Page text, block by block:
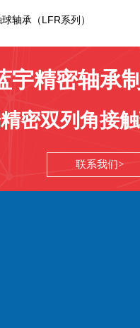
轴承（LFR系列）
宇精密轴承
密双列角接
联系我们